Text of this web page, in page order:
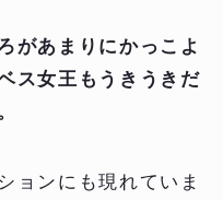
があまりにかっこよ
ス女王もうきうきだ
ョンにも現れていま